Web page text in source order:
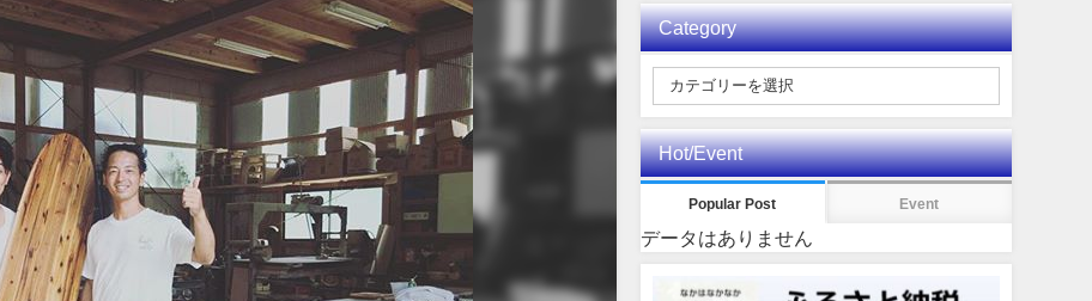
Category
Hot/Event
Popular Post Event
データはありません